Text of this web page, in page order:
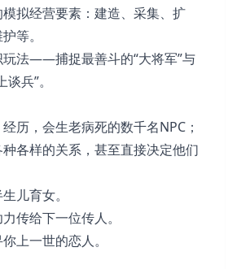
拟经营要素：建造、采集、扩
等。
玩法——捕捉最善斗的“大将军”与
兵”。
历，会生老病死的数千名NPC；
各样的关系，甚至直接决定他们
儿育女。
传给下一位传人。
上一世的恋人。